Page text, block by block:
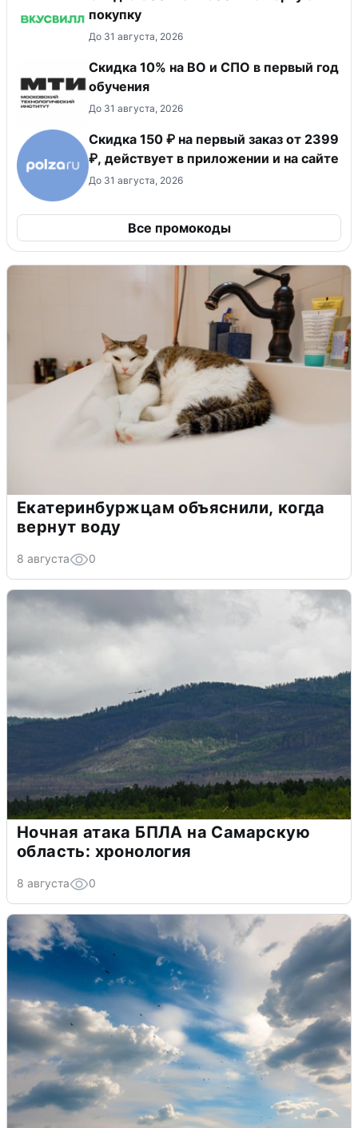
покупку
До 31 августа, 2026
Скидка 10% на ВО и СПО в первый год
обучения
До 31 августа, 2026
Скидка 150 ₽ на первый заказ от 2399
₽, действует в приложении и на сайте
До 31 августа, 2026
Все промокоды
Екатеринбуржцам объяснили, когда
вернут воду
8 августа 0
Ночная атака БПЛА на Самарскую
область: хронология
8 августа 0